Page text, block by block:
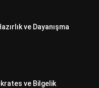
ve Dayanışma
ve Bilgelik